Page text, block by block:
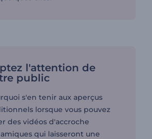
l'attention de
public
s'en tenir aux aperçus
lorsque vous pouvez
des vidéos d'accroche
qui laisseront une